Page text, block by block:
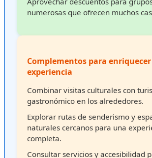
numerosas que ofrecen muchos
Complementos para
experiencia
Combinar visitas culturales con
gastronómico en los alrededores.
Explorar rutas de senderismo y
naturales cercanos para una
completa.
Consultar servicios y accesibilidad